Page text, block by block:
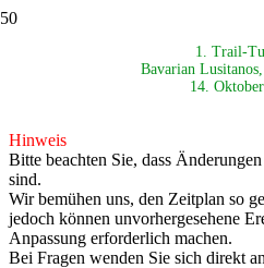
1. Trail-
Bavarian
14.
Hinweis
Bitte beachten Sie, dass
sind.
Wir bemühen uns, den Zeitplan so
jedoch können unvorhergesehene
Anpassung erforderlich machen.
Bei Fragen wenden Sie sich direkt